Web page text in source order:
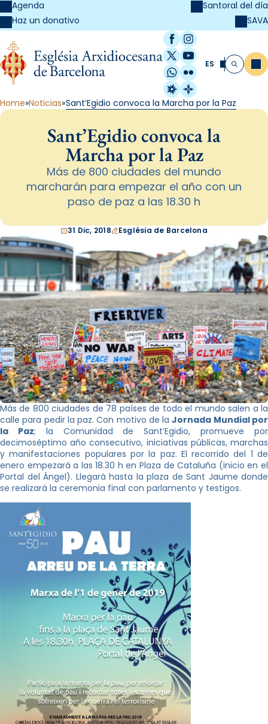
Agenda
Haz un donativo
Santoral del día
SAVA
Facebook
Instagram
X / Twitter
YouTube
WhatsApp
Flickr
Radio Estel
Catalunya
ES Buscar
Home Noticias Sant’Egidio convoca la Marcha por la Paz
Sant’Egidio convoca la
Marcha por la Paz
Más de 800 ciudades del mundo
marcharán para empezar el año con un
paso de paz a las 18.30 h
31 Dic, 2018 Església de Barcelona
Más de 800 ciudades de 78 países de todo el mundo salen a la
calle para pedir la paz. Con motivo de laJornada Mundial por
la Paz; la Comunidad de Sant’Egidio, promueve por
decimoséptimo año consecutivo, iniciativas públicas, marchas
y manifestaciones populares por la paz. El recorrido del 1 de
enero empezará a las 18.30 h en Plaza de Cataluña (inicio en el
Portal del Ángel). Llegará hasta la plaza de Sant Jaume donde
se realizará la ceremonia final con parlamento y testigos.